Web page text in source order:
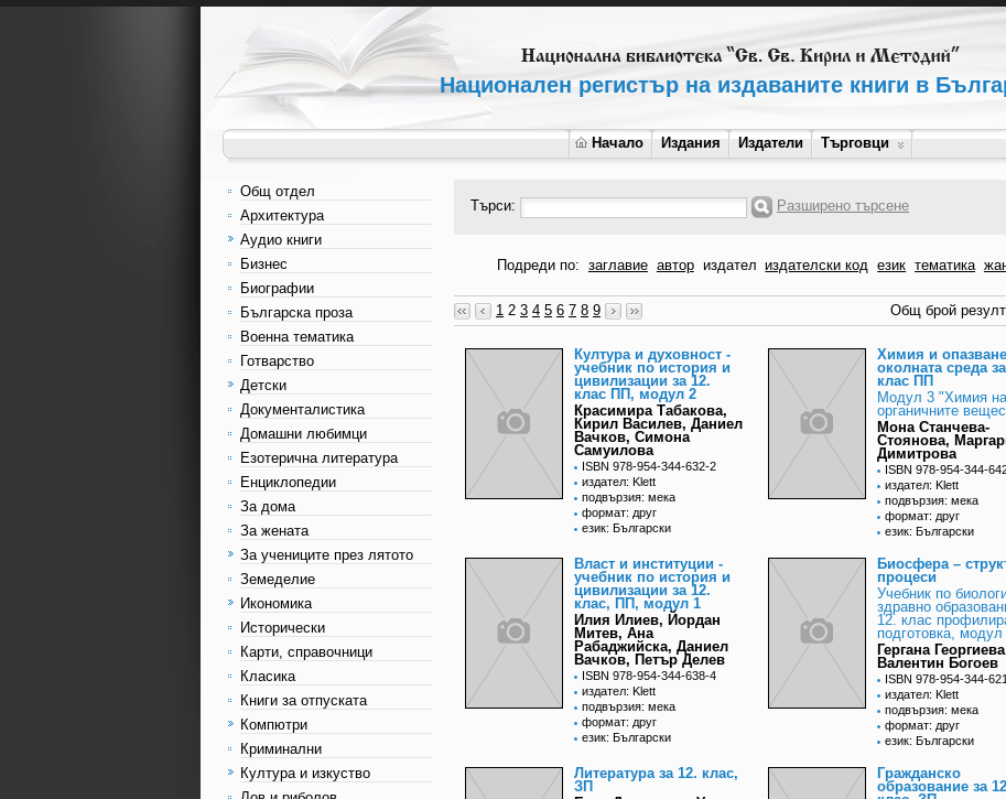
Национален регистър на издаваните книги в
Начало Издания Издатели Търговци
Общ отдел
Архитектура
Аудио книги
Бизнес
Биографии
Българска проза
Военна тематика
Готварство
Детски
Документалистика
Домашни любимци
Езотерична литература
Енциклопедии
За дома
За жената
За учениците през лятото
Земеделие
Икономика
Исторически
Карти, справочници
Класика
Книги за отпуската
Компютри
Криминални
Култура и изкуство
Търси: Разширено търсене
Подреди по: заглавие автор издател издателски код език тематика
1 2 3 4 5 6 7 8 9 Общ брой
Култура и духовност -
учебник по история и
цивилизации за 12.
клас ПП, модул 2
Красимира Табакова,
Кирил Василев, Даниел
Вачков, Симона
Самуилова
ISBN 978-954-344-632-2
издател: Klett
подвързия: мека
формат: друг
език: Български
Химия и
околната среда
клас ПП
Модул 3 "Химия на
органичните
Мона Станчева-
Стоянова,
Димитрова
ISBN 978-954-344-
издател: Klett
подвързия: мека
формат: друг
език: Български
Власт и институции -
учебник по история и
цивилизации за 12.
клас, ПП, модул 1
Илия Илиев, Йордан
Митев, Ана
Рабаджийска, Даниел
Вачков, Петър Делев
ISBN 978-954-344-638-4
издател: Klett
подвързия: мека
формат: друг
език: Български
Биосфера –
процеси
Учебник по
здравно
12. клас
подготовка, модул
Гергана
Валентин Богоев
ISBN 978-954-344-
издател: Klett
подвързия: мека
формат: друг
език: Български
Литература за 12. клас,
ЗП
Гражданско
образование за